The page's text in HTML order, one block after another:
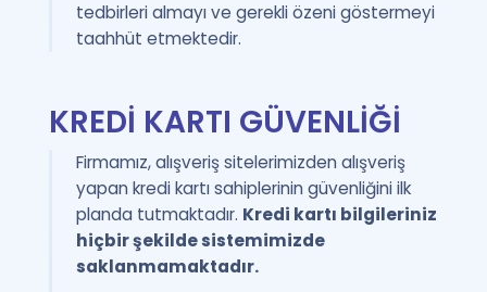
tedbirleri almayı ve gerekli özeni göstermeyi
taahhüt etmektedir.
KREDİ KARTI GÜVENLİĞİ
Firmamız, alışveriş sitelerimizden alışveriş
yapan kredi kartı sahiplerinin güvenliğini ilk
planda tutmaktadır. Kredi kartı bilgileriniz
hiçbir şekilde sistemimizde
saklanmamaktadır.